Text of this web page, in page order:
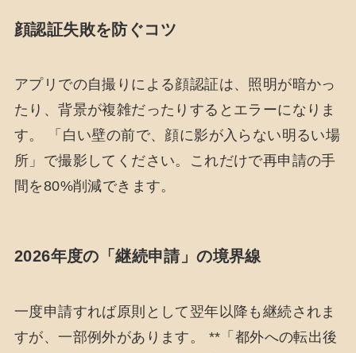
顔認証失敗を防ぐコツ
アプリでの自撮りによる顔認証は、照明が暗かっ
たり、背景が複雑だったりするとエラーになりま
す。 「白い壁の前で、顔に影が入らない明るい場
所」で撮影してください。これだけで再申請の手
間を80%削減できます。
2026年度の「継続申請」の境界線
一度申請すれば原則として翌年以降も継続されま
すが、一部例外があります。 **「都外への転出後